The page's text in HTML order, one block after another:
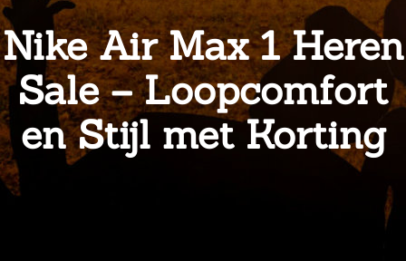
Nike Air Max 1 Heren
Sale – Loopcomfort
en Stijl met Korting